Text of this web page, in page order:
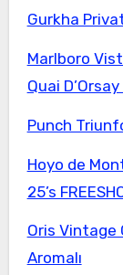
Gurkha
Marlboro
Quai
Punch
Hoyo de
25’s
Oris Vintage
Aromalı